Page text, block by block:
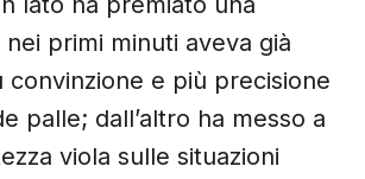
primi minuti aveva già
convinzione e più precisione
palle; dall’altro ha messo a
viola sulle situazioni